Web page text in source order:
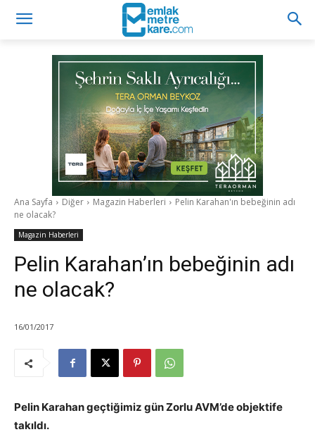
Ana Sayfa Diğer Magazin Haberleri
Pelin Karahan'ın bebeğinin adı
ne olacak?
Magazin Haberleri
Pelin Karahan’ın bebeğinin adı
ne olacak?
16/01/2017
Pelin Karahan geçtiğimiz gün Zorlu AVM’de objektife
takıldı.